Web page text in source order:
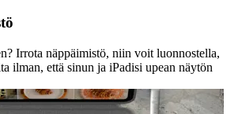
Irrota näppäimistö, niin voit luonnostella,
ilman, että sinun ja iPadisi upean näytön